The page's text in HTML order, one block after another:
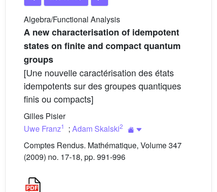
Algebra/Functional Analysis
A new characterisation of idempotent
states on finite and compact quantum
groups
[Une nouvelle caractérisation des états
idempotents sur des groupes quantiques
finis ou compacts]
Gilles Pisier
Uwe Franz1 ; Adam Skalski2
Comptes Rendus. Mathématique, Volume 347
(2009) no. 17-18, pp. 991-996